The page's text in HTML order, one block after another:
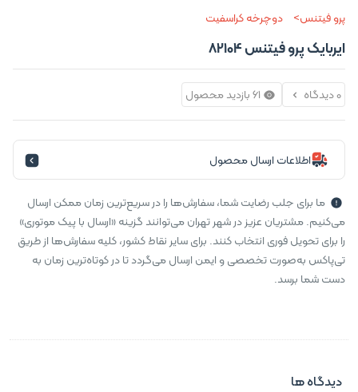
پرو فیتنس دوچرخه کراسفیت
ایربایک پرو فیتنس 82104
0 دیدگاه 61 بازدید محصول
اطلاعات ارسال محصول
ما برای جلب رضایت شما، سفارش‌ها را در سریع‌ترین زمان ممکن ارسال
می‌کنیم. مشتریان عزیز در شهر تهران می‌توانند گزینه «ارسال با پیک موتوری»
را برای تحویل فوری انتخاب کنند. برای سایر نقاط کشور، کلیه سفارش‌ها از طریق
تی‌پاکس به‌صورت تخصصی و ایمن ارسال می‌گردد تا در کوتاه‌ترین زمان به
دست شما برسد.
دیدگاه ها